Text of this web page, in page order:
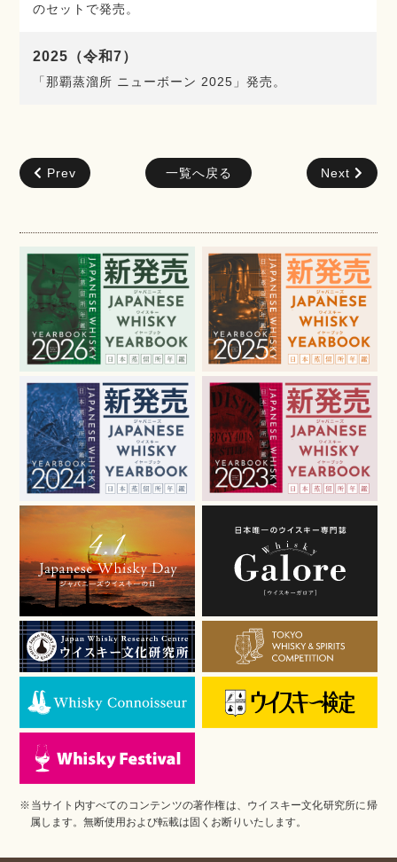
のセットで発売。
2025（令和7）
「那覇蒸溜所 ニューボーン 2025」発売。
Prev 一覧へ戻る Next
※当サイト内すべてのコンテンツの著作権は、ウイスキー文化研究所に帰
属します。無断使用および転載は固くお断りいたします。